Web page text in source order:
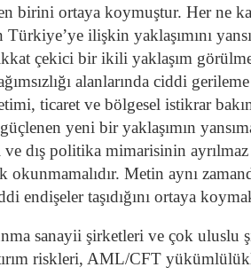
birini ortaya koymuştur. Her ne
ilişkin yaklaşımını
çekici bir ikili yaklaşım
alanlarında ciddi gerileme
ticaret ve bölgesel istikrar
yeni bir yaklaşımın
dış politika mimarisinin
okunmamalıdır. Metin aynı
taşıdığını ortaya
sanayii şirketleri ve çok uluslu
riskleri, AML/CFT